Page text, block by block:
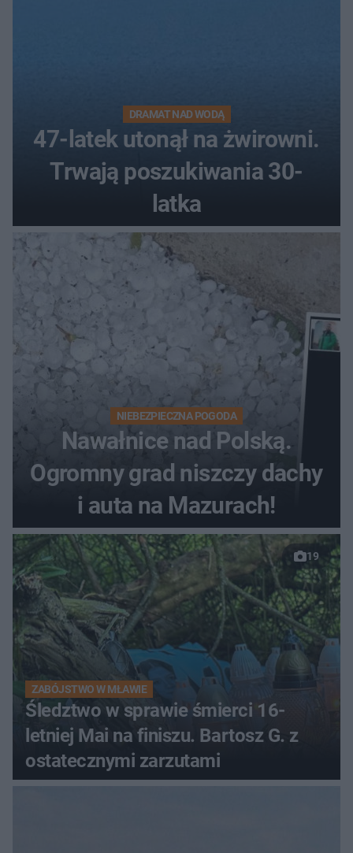
DRAMAT NAD WODĄ
47-latek utonął na żwirowni.
Trwają poszukiwania 30-
latka
NIEBEZPIECZNA POGODA
Nawałnice nad Polską.
Ogromny grad niszczy dachy
i auta na Mazurach!
19
ZABÓJSTWO W MŁAWIE
Śledztwo w sprawie śmierci 16-
letniej Mai na finiszu. Bartosz G. z
ostatecznymi zarzutami